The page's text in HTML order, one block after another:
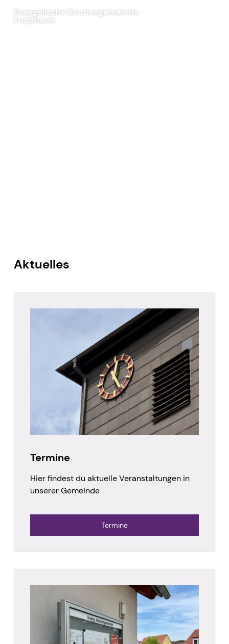
Evangelische Kirchengemeinde
Friolzheim
Aktuelles
Termine
Hier findest du aktuelle Veranstaltungen in
unserer Gemeinde
Termine